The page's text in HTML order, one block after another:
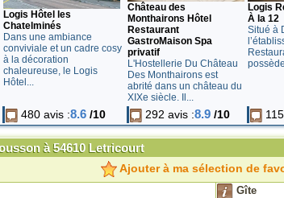
Logis Hôtel les
Chatelminés
Dans une ambiance
conviviale et un cadre cosy
à la décoration
chaleureuse, le Logis
Hôtel...
Château des
Monthairons Hôtel
Restaurant
GastroMaison Spa
privatif
L'Hostellerie Du Château
Des Monthairons est
abrité dans un château du
XIXe siècle. Il...
Logis
À la 12
Situé à
480 avis :8.6 /10 292 avis :8.9 /10
à 54610 Letricourt
Ajouter à ma sélection de
Gîte